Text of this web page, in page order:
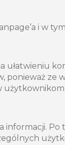
i w
ze
informacji. Po